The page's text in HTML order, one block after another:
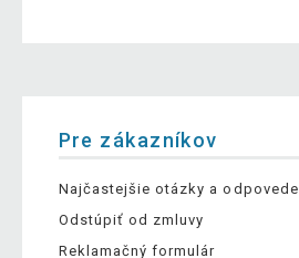
Pre zákazníkov
Najčastejšie otázky a odpovede
Odstúpiť od zmluvy
Reklamačný formulár